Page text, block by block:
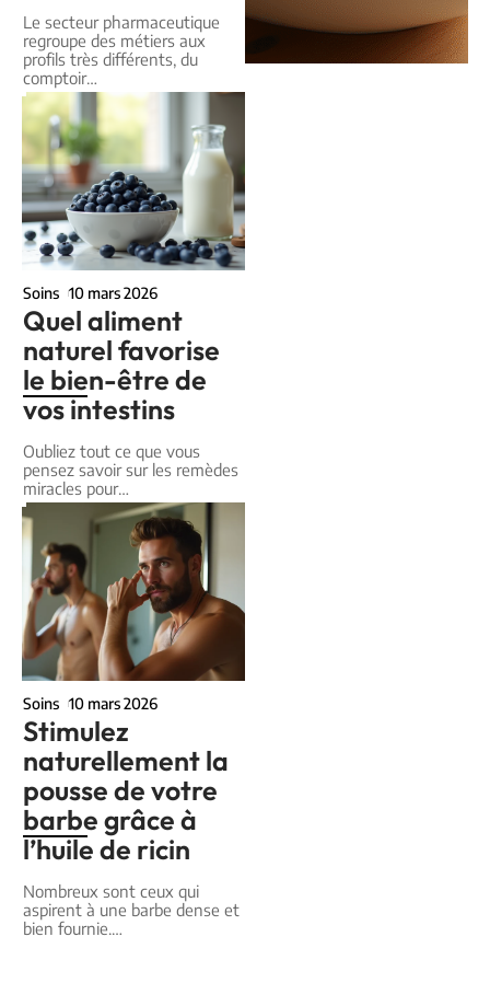
Le secteur pharmaceutique
regroupe des métiers aux
profils très différents, du
comptoir…
Soins 10 mars 2026
Quel aliment
naturel favorise
le bien-être de
vos intestins
Oubliez tout ce que vous
pensez savoir sur les remèdes
miracles pour…
Soins 10 mars 2026
Stimulez
naturellement la
pousse de votre
barbe grâce à
l’huile de ricin
Nombreux sont ceux qui
aspirent à une barbe dense et
bien fournie.…